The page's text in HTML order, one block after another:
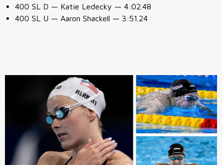
400 SL D — Katie Ledecky — 4:02.48
400 SL U — Aaron Shackell — 3:51.24